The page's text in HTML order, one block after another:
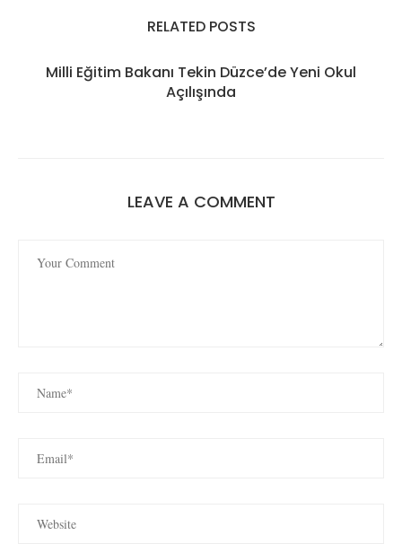
RELATED POSTS
Milli Eğitim Bakanı Tekin Düzce’de Yeni Okul
Açılışında
LEAVE A COMMENT